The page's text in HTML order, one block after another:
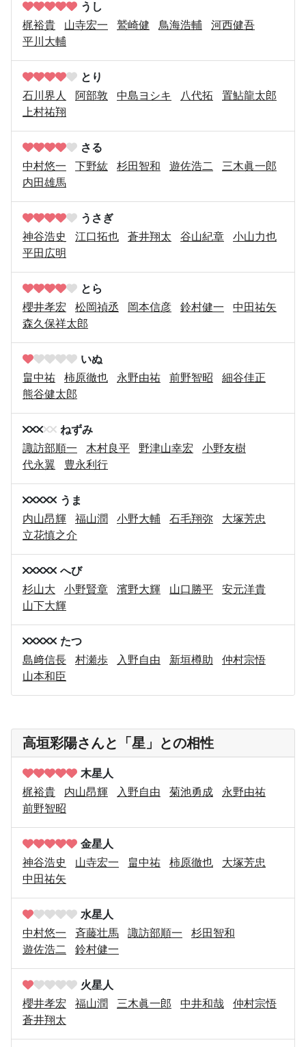
うし
梶裕貴
山寺宏一 鷲崎健 鳥海浩輔
河西健吾
平川大輔
とり
石川界人
阿部敦 中島ヨシキ 八代拓
置鮎龍太郎
上村祐翔
さる
中村悠一
下野紘 杉田智和 遊佐浩二
三木眞一郎
内田雄馬
うさぎ
神谷浩史
江口拓也 蒼井翔太 谷山紀章
小山力也
平田広明
とら
櫻井孝宏
松岡禎丞 岡本信彦 鈴村健一
中田祐矢
森久保祥太郎
いぬ
畠中祐
柿原徹也 永野由祐 前野智昭
細谷佳正
熊谷健太郎
ねずみ
諏訪部順一
木村良平 野津山幸宏
小野友樹
代永翼
豊永利行
うま
内山昂輝
福山潤 小野大輔 石毛翔弥
大塚芳忠
立花慎之介
へび
杉山大
小野賢章 濱野大輝 山口勝平
安元洋貴
山下大輝
たつ
島﨑信長
村瀬歩 入野自由 新垣樽助
仲村宗悟
山本和臣
高垣彩陽さんと「星」との相性
木星人
梶裕貴
内山昂輝 入野自由 菊池勇成
永野由祐
前野智昭
金星人
神谷浩史
山寺宏一 畠中祐 柿原徹也
大塚芳忠
中田祐矢
水星人
中村悠一
斉藤壮馬 諏訪部順一
杉田智和
遊佐浩二
鈴村健一
火星人
櫻井孝宏
福山潤 三木眞一郎 中井和哉
仲村宗悟
蒼井翔太